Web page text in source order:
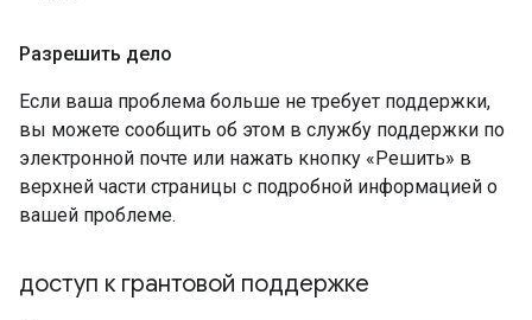
Разрешить дело
Если ваша проблема больше не требует поддержки,
вы можете сообщить об этом в службу поддержки по
электронной почте или нажать кнопку «Решить» в
верхней части страницы с подробной информацией о
вашей проблеме.
доступ к грантовой поддержке